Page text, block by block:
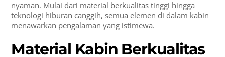
nyaman. Mulai dari material berkualitas tinggi hingga
teknologi hiburan canggih, semua elemen di dalam kabin
menawarkan pengalaman yang istimewa.
Material Kabin Berkualitas